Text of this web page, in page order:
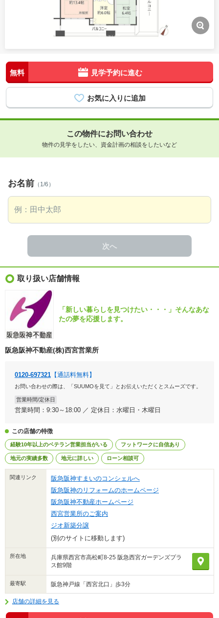
無料 見学予約に進む
この物件にお問い合わせ
物件の見学をしたい、資金計画の相談をしたいなど
お名前 （1/6）
次へ
取り扱い店舗情報
「新しい暮らしを見つけたい・・・」そんなあな
たの夢を応援します。
阪急阪神不動産(株)西宮営業所
0120-697321 【通話料無料】
お問い合わせの際は、「SUUMOを見て」とお伝えいただくとスムーズです。
営業時間/定休日
営業時間：9:30～18:00 ／ 定休日：水曜日・木曜日
この店舗の特徴
経験10年以上のベテラン営業担当がいる フットワークに自信あり
地元の実績多数 地元に詳しい ローン相談可
関連リンク
阪急阪神すまいのコンシェルへ
阪急阪神のリフォームのホームページ
阪急阪神不動産ホームページ
西宮営業所のご案内
ジオ新築分譲
(別のサイトに移動します)
所在地
兵庫県西宮市高松町8-25 阪急西宮ガーデンズプラ
ス館9階
最寄駅 阪急神戸線「西宮北口」歩3分
店舗の詳細を見る